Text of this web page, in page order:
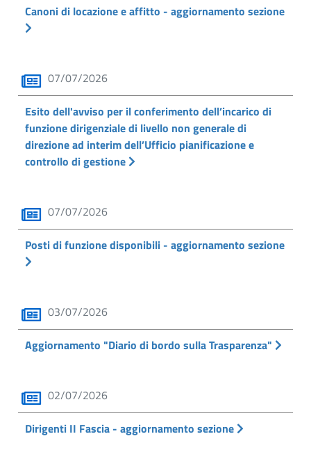
Canoni di locazione e affitto - aggiornamento sezione
07/07/2026
Esito dell'avviso per il conferimento dell’incarico di
funzione dirigenziale di livello non generale di
direzione ad interim dell’Ufficio pianificazione e
controllo di gestione
07/07/2026
Posti di funzione disponibili - aggiornamento sezione
03/07/2026
Aggiornamento "Diario di bordo sulla Trasparenza"
02/07/2026
Dirigenti II Fascia - aggiornamento sezione